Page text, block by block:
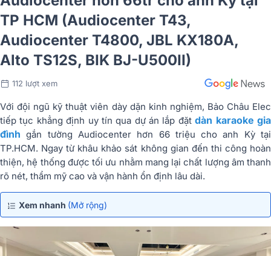
TP HCM (Audiocenter T43,
Audiocenter T4800, JBL KX180A,
Alto TS12S, BIK BJ-U500II)
112 lượt xem
Với đội ngũ kỹ thuật viên dày dặn kinh nghiệm, Bảo Châu Elec
tiếp tục khẳng định uy tín qua dự án lắp đặtdàn karaoke gia
đình gắn tường Audiocenter hơn 66 triệu cho anh Kỳ tại
TP.HCM. Ngay từ khâu khảo sát không gian đến thi công hoàn
thiện, hệ thống được tối ưu nhằm mang lại chất lượng âm thanh
rõ nét, thẩm mỹ cao và vận hành ổn định lâu dài.
Xem nhanh (Mở rộng)